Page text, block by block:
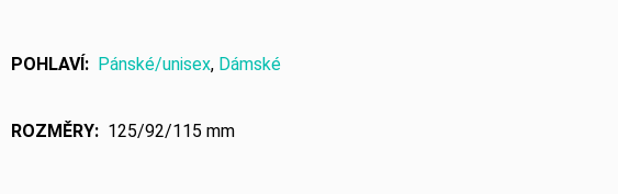
POHLAVÍ: Pánské/unisex, Dámské
ROZMĚRY: 125/92/115 mm